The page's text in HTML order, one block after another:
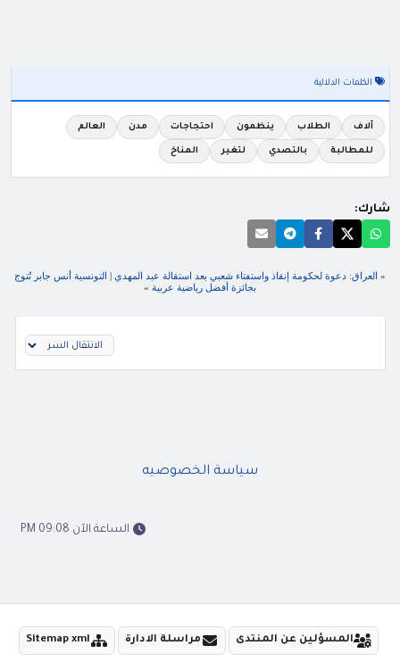
الكلمات الدلالية
آلاف الطلاب ينظمون احتجاجات مدن العالم
للمطالبة بالتصدي لتغير المناخ
شارك:
« العراق: دعوة لحكومة إنقاذ واستفتاء شعبي بعد استقالة عبد المهدي | التونسية أنس جابر تُتوج
بجائزة أفضل رياضية عربية »
سياسة الخصوصيه
الساعة الآن 09:08 PM
المسؤلين عن المنتدى مراسلة الادارة Sitemap xml